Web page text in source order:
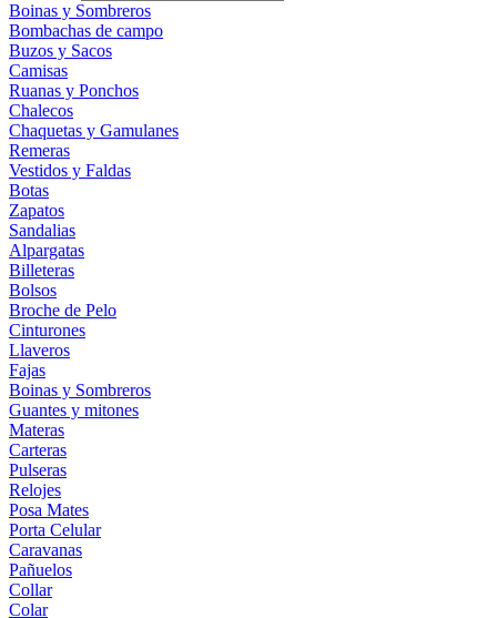
Boinas y Sombreros
Bombachas de campo
Buzos y Sacos
Camisas
Ruanas y Ponchos
Chalecos
Chaquetas y Gamulanes
Remeras
Vestidos y Faldas
Botas
Zapatos
Sandalias
Alpargatas
Billeteras
Bolsos
Broche de Pelo
Cinturones
Llaveros
Fajas
Boinas y Sombreros
Guantes y mitones
Materas
Carteras
Pulseras
Relojes
Posa Mates
Porta Celular
Caravanas
Pañuelos
Collar
Colar